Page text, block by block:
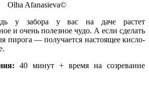
Olha Afanasieva©
у забора у вас на даче растет
и очень полезное чудо. А если сделать
пирога — получается настоящее кисло-
40 минут + время на созревание